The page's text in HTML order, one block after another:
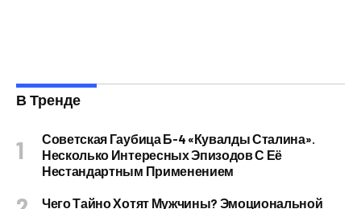
В Тренде
Советская Гаубица Б-4 «Кувалды Сталина».
Несколько Интересных Эпизодов С Её
Нестандартным Применением
Чего Тайно Хотят Мужчины? Эмоциональной